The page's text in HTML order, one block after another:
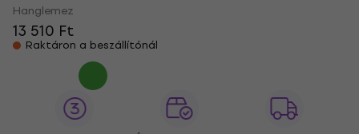
Hanglemez
13 510 Ft
Raktáron a beszállítónál